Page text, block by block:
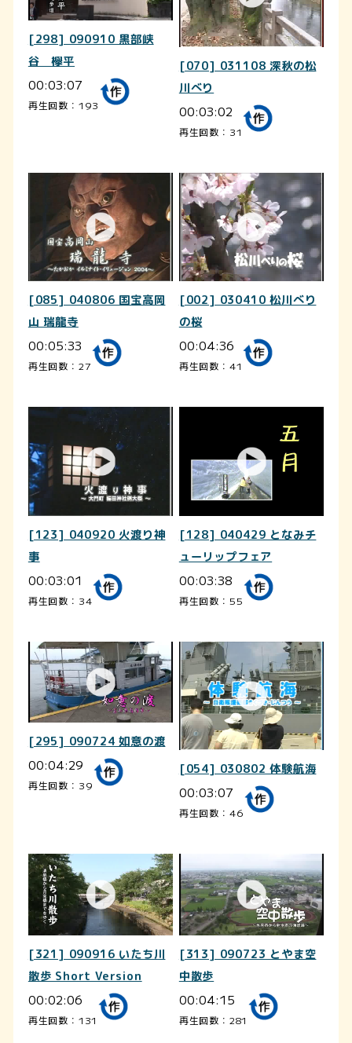
[298] 090910 黒部峡
谷 欅平
00:03:07
再生回数：193
[070] 031108 深秋の松
川べり
00:03:02
再生回数：31
[085] 040806 国宝高岡
山 瑞龍寺
00:05:33
再生回数：27
[002] 030410 松川べり
の桜
00:04:36
再生回数：41
[123] 040920 火渡り神
事
00:03:01
再生回数：34
[128] 040429 となみチ
ューリップフェア
00:03:38
再生回数：55
[295] 090724 如意の渡
00:04:29
再生回数：39
[054] 030802 体験航海
00:03:07
再生回数：46
[321] 090916 いたち川
散歩 Short Version
00:02:06
再生回数：131
[313] 090723 とやま空
中散歩
00:04:15
再生回数：281